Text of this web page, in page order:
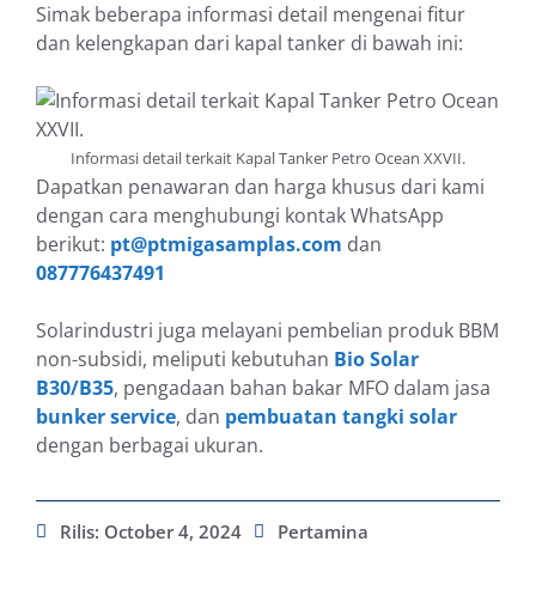
Simak beberapa informasi detail mengenai fitur
dan kelengkapan dari kapal tanker di bawah ini:
Informasi detail terkait Kapal Tanker Petro Ocean XXVII.
Dapatkan penawaran dan harga khusus dari kami
dengan cara menghubungi kontak WhatsApp
berikut: pt@ptmigasamplas.com dan
087776437491
Solarindustri juga melayani pembelian produk BBM
non-subsidi, meliputi kebutuhan Bio Solar
B30/B35, pengadaan bahan bakar MFO dalam jasa
bunker service, dan pembuatan tangki solar
dengan berbagai ukuran.
Rilis: October 4, 2024 Pertamina